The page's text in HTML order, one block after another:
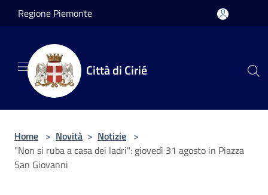
Salta al contenuto principale
Regione Piemonte
Città di Cirié
Home > Novità > Notizie >
"Non si ruba a casa dei ladri": giovedì 31 agosto in Piazza
San Giovanni